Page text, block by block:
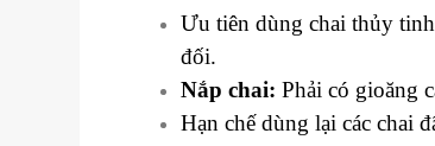
Ưu tiên dùng chai thủy
đối.
Nắp chai: Phải có gioăng
Hạn chế dùng lại các chai